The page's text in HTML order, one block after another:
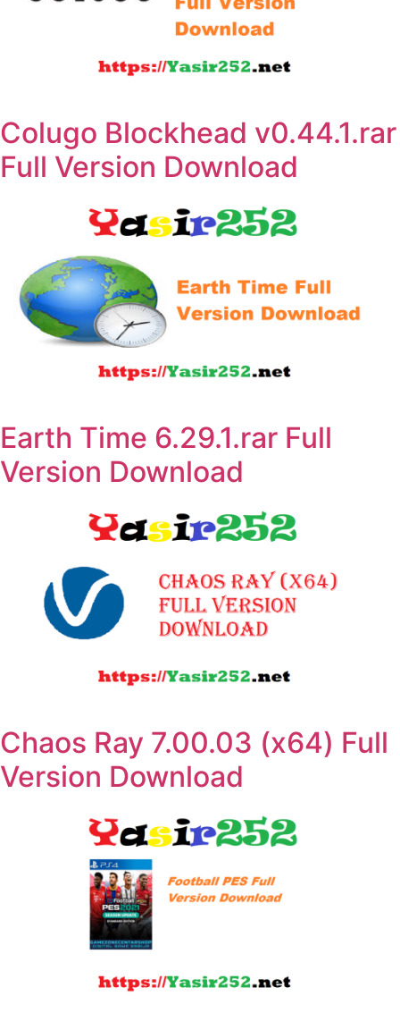
Colugo Blockhead v0.44.1.rar
Full Version Download
Earth Time 6.29.1.rar Full
Version Download
Chaos Ray 7.00.03 (x64) Full
Version Download